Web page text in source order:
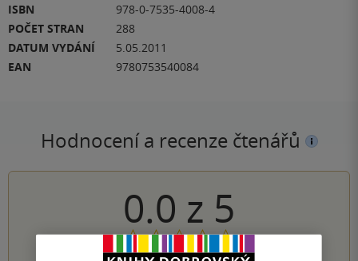
ISBN
978-0-7535-4008-4
POČET STRAN
288
DATUM VYDÁNÍ
5.05.2011
EAN
9780753540084
Hodnocení a recenze čtenářů
0.0 z 5